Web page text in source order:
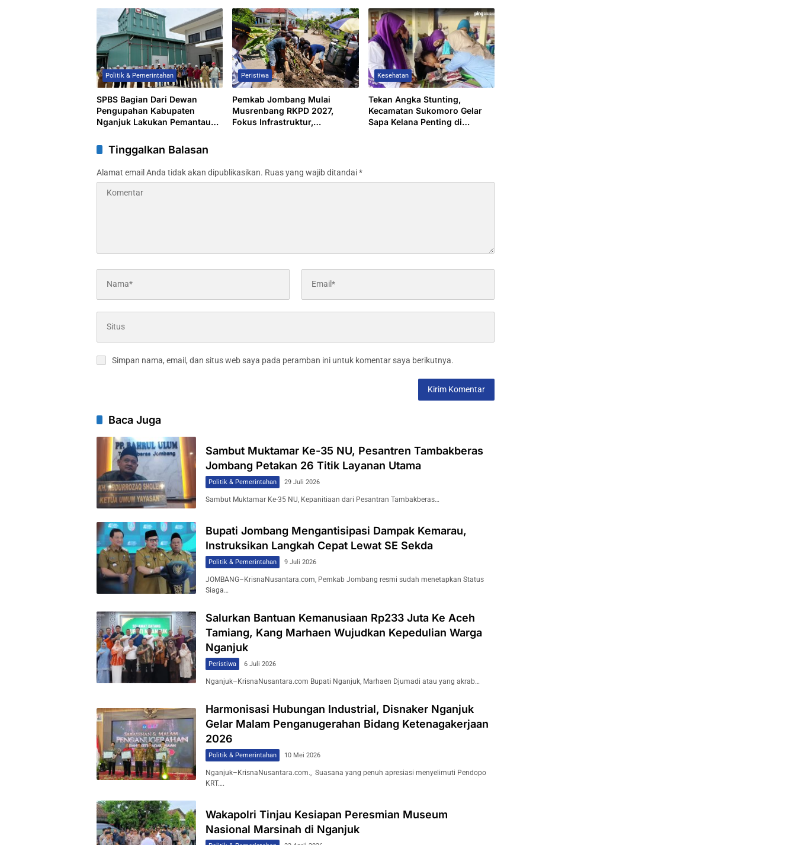
Politik & Pemerintahan
SPBS Bagian Dari Dewan
Pengupahan Kabupaten
Nganjuk Lakukan Pemantauan
Peristiwa
Pemkab Jombang Mulai
Musrenbang RKPD 2027,
Fokus Infrastruktur,
Kesehatan
Tekan Angka Stunting,
Kecamatan Sukomoro Gelar
Sapa Kelana Penting di
Tinggalkan Balasan
Alamat email Anda tidak akan dipublikasikan. Ruas yang wajib ditandai*
Simpan nama, email, dan situs web saya pada peramban ini untuk komentar saya berikutnya.
Baca Juga
Sambut Muktamar Ke-35 NU, Pesantren Tambakberas
Jombang Petakan 26 Titik Layanan Utama
Politik & Pemerintahan 29 Juli 2026
Sambut Muktamar Ke-35 NU, Kepanitiaan dari Pesantran Tambakberas…
Bupati Jombang Mengantisipasi Dampak Kemarau,
Instruksikan Langkah Cepat Lewat SE Sekda
Politik & Pemerintahan 9 Juli 2026
JOMBANG–KrisnaNusantara.com, Pemkab Jombang resmi sudah menetapkan Status
Siaga…
Salurkan Bantuan Kemanusiaan Rp233 Juta Ke Aceh
Tamiang, Kang Marhaen Wujudkan Kepedulian Warga
Nganjuk
Peristiwa 6 Juli 2026
Nganjuk–KrisnaNusantara.com Bupati Nganjuk, Marhaen Djumadi atau yang akrab…
Harmonisasi Hubungan Industrial, Disnaker Nganjuk
Gelar Malam Penganugerahan Bidang Ketenagakerjaan
2026
Politik & Pemerintahan 10 Mei 2026
Nganjuk–KrisnaNusantara.com., Suasana yang penuh apresiasi menyelimuti Pendopo
KRT….
Wakapolri Tinjau Kesiapan Peresmian Museum
Nasional Marsinah di Nganjuk